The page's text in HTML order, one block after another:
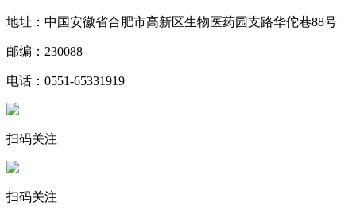
地址：中国安徽省合肥市高新区生物医药园支路华佗巷88号
邮编：230088
电话：0551-65331919
扫码关注
扫码关注